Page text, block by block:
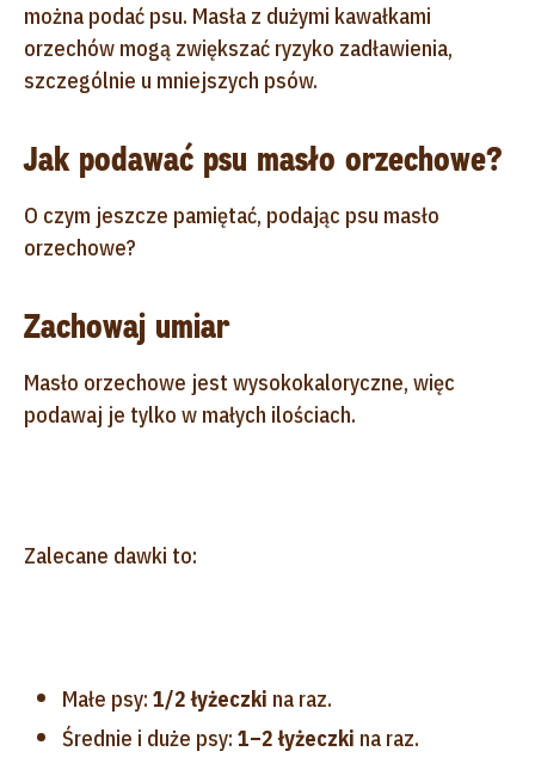
można podać psu. Masła z dużymi kawałkami
orzechów mogą zwiększać ryzyko zadławienia,
szczególnie u mniejszych psów.
Jak podawać psu masło orzechowe?
O czym jeszcze pamiętać, podając psu masło
orzechowe?
Zachowaj umiar
Masło orzechowe jest wysokokaloryczne, więc
podawaj je tylko w małych ilościach.
Zalecane dawki to:
Małe psy: 1/2 łyżeczki na raz.
Średnie i duże psy: 1–2 łyżeczki na raz.